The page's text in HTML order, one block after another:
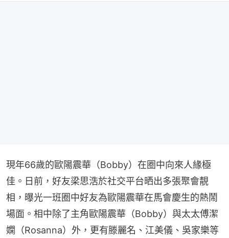
現年66歲的歐陽震華（Bobby）在圈中向來人緣極
佳。日前，好友梁思浩於社交平台晒出多張聚會靚
相，曝光一班圈中好友為歐陽震華在馬會慶生的熱鬧
場面。相中除了主角歐陽震華（Bobby）與太太傅潔
嫻（Rosanna）外，更有滕麗名、江美儀、吳家樂等